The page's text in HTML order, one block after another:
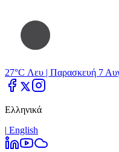
27°C Λευ | Παρασκευή 7
Ελληνικά
| Εnglish